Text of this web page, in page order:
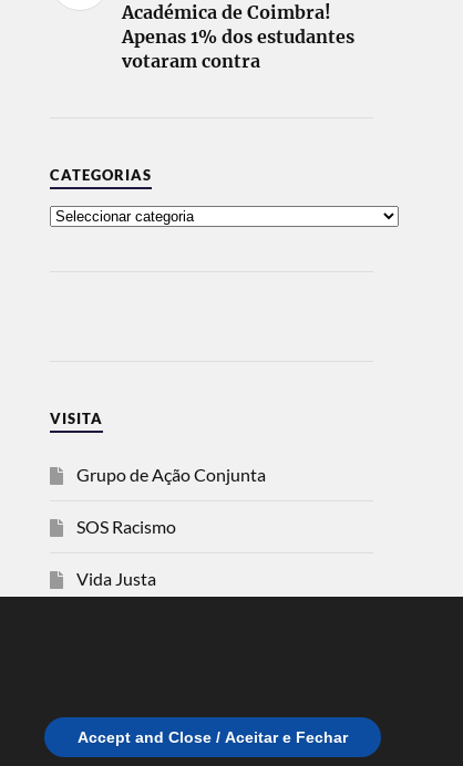
Académica de Coimbra!
Apenas 1% dos estudantes
votaram contra
CATEGORIAS
VISITA
Grupo de Ação Conjunta
SOS Racismo
Vida Justa
Accept and Close / Aceitar e Fechar